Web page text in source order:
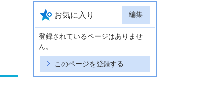
お気に入り 編集
登録されているページはありませ
ん。
このページを登録する